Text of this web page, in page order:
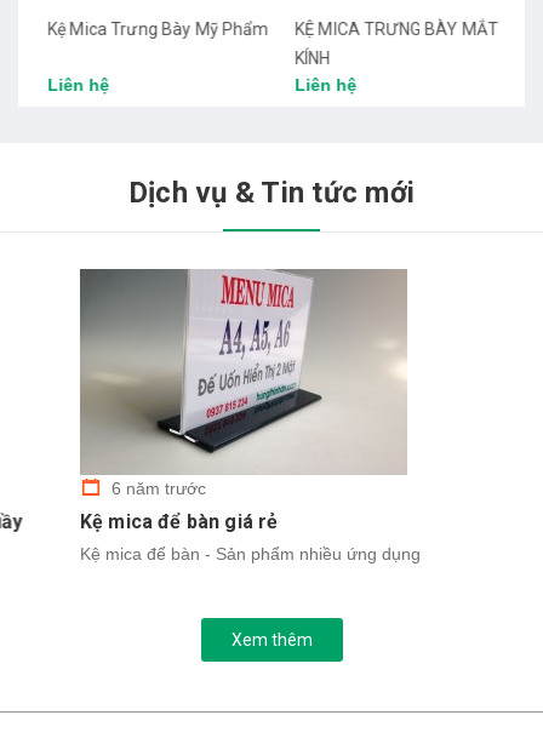
Kệ Mica Trưng Bày Mỹ Phẩm
Liên hệ
KỆ MICA TRƯNG BÀY MẮT
KÍNH
Liên hệ
Dịch vụ & Tin tức mới
6 năm trước
Kệ mica để bàn giá rẻ
Kệ mica để bàn - Sản phẩm nhiều ứng dụng
Xem thêm